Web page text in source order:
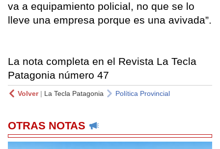
va a equipamiento policial, no que se lo
lleve una empresa porque es una avivada”.
La nota completa en el Revista La Tecla
Patagonia número 47
Volver| La Tecla Patagonia Política Provincial
OTRAS NOTAS